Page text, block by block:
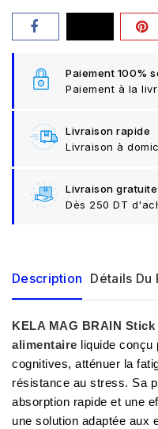
Paiement 100%
Paiement à la
Livraison rapide
Livraison à
Livraison gratuite
Dès 250 DT
Description Détails Du
KELA MAG BRAIN Stick
alimentaire liquide conçu
cognitives, atténuer la
résistance au stress. Sa
absorption rapide et une
une solution adaptée aux